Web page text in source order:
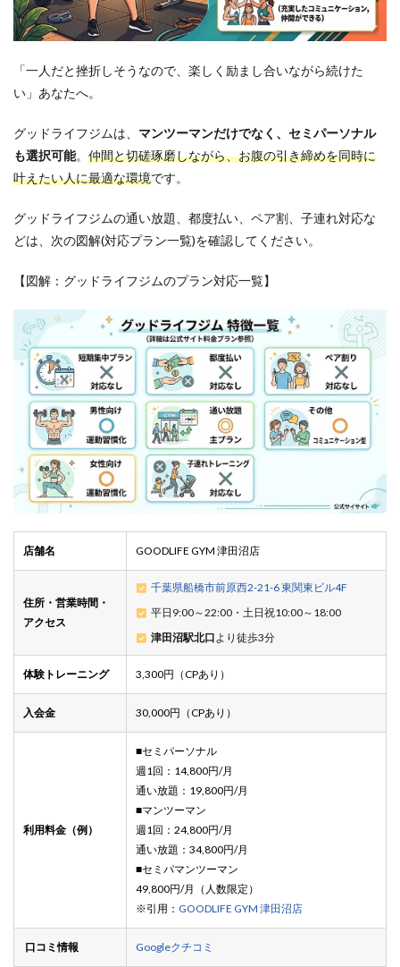
「一人だと挫折しそうなので、楽しく励まし合いながら続けた
い」あなたへ。
グッドライフジムは、 マンツーマンだけでなく、セミパーソナル
も選択可能。 仲間と切磋琢磨しながら、お腹の引き締めを同時に
叶えたい人に最適な環境です。
グッドライフジムの通い放題、都度払い、ペア割、子連れ対応な
どは、次の図解(対応プラン一覧)を確認してください。
【図解：グッドライフジムのプラン対応一覧】
店舗名 GOODLIFE GYM 津田沼店
住所・営業時間・
アクセス
千葉県船橋市前原西2-21-6 東関東ビル4F
平日9:00～22:00・土日祝10:00～18:00
津田沼駅北口 より徒歩3分
体験トレーニング 3,300円（CPあり）
入会金 30,000円（CPあり）
利用料金（例）
■セミパーソナル
週1回：14,800円/月
通い放題：19,800円/月
■マンツーマン
週1回：24,800円/月
通い放題：34,800円/月
■セミパマンツーマン
49,800円/月（人数限定）
※引用： GOODLIFE GYM 津田沼店
口コミ情報 Googleクチコミ